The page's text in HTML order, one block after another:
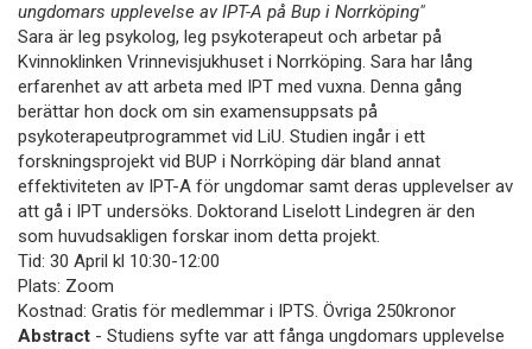
ungdomars upplevelse av IPT-A på Bup i Norrköping"
Sara är leg psykolog, leg psykoterapeut och arbetar på
Kvinnoklinken Vrinnevisjukhuset i Norrköping. Sara har lång
erfarenhet av att arbeta med IPT med vuxna. Denna gång
berättar hon dock om sin examensuppsats på
psykoterapeutprogrammet vid LiU. Studien ingår i ett
forskningsprojekt vid BUP i Norrköping där bland annat
effektiviteten av IPT-A för ungdomar samt deras upplevelser av
att gå i IPT undersöks. Doktorand Liselott Lindegren är den
som huvudsakligen forskar inom detta projekt.
Tid: 30 April kl 10:30-12:00
Plats: Zoom
Kostnad: Gratis för medlemmar i IPTS. Övriga 250kronor
Abstract - Studiens syfte var att fånga ungdomars upplevelse